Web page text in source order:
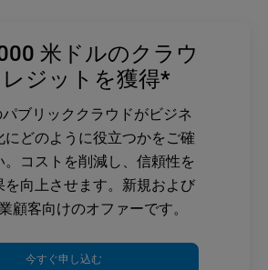
米ドルのクラウ
レジットを獲得*
ブリッククラウドがビジネ
にどのように役立つかをご確
。コストを削減し、信頼性を
を向上させます。新規および
顧客向けのオファーです。
今すぐ申し込む